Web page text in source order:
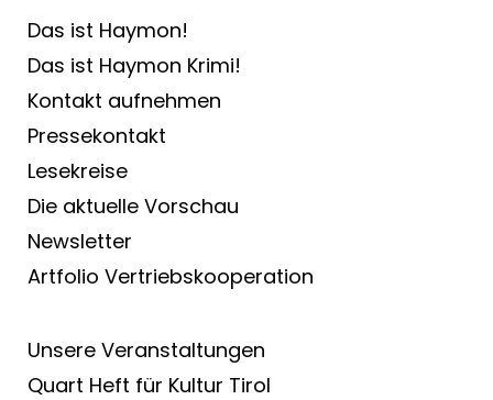
Das ist Haymon!
Das ist Haymon Krimi!
Kontakt aufnehmen
Pressekontakt
Lesekreise
Die aktuelle Vorschau
Newsletter
Artfolio Vertriebs­kooperation
Unsere Veranstaltungen
Quart Heft für Kultur Tirol